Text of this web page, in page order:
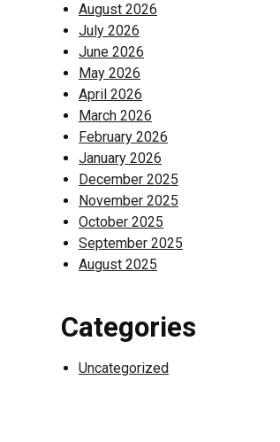
August 2026
July 2026
June 2026
May 2026
April 2026
March 2026
February 2026
January 2026
December 2025
November 2025
October 2025
September 2025
August 2025
Categories
Uncategorized